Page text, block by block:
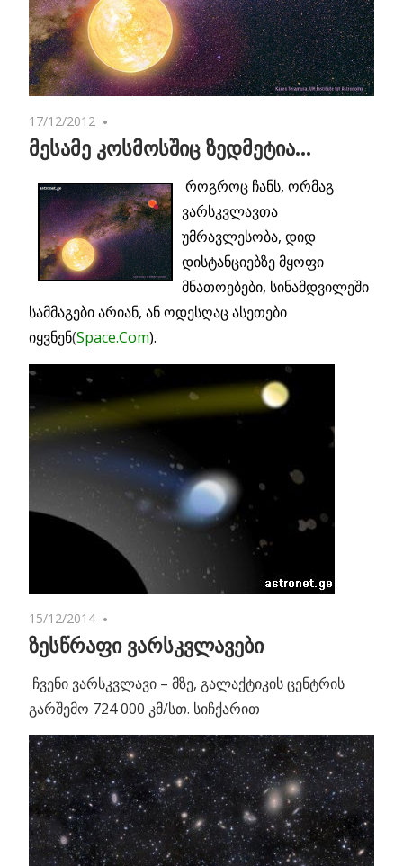
17/12/2012
მესამე კოსმოსშიც ზედმეტია…
როგროც ჩანს, ორმაგ
ვარსკვლავთა
უმრავლესობა, დიდ
დისტანციებზე მყოფი
მნათოებები, სინამდვილეში
სამმაგები არიან, ან ოდესღაც ასეთები
იყვნენ(Space.Com).
15/12/2014
ზესწრაფი ვარსკვლავები
ჩვენი ვარსკვლავი – მზე, გალაქტიკის ცენტრის
გარშემო 724 000 კმ/სთ. სიჩქარით